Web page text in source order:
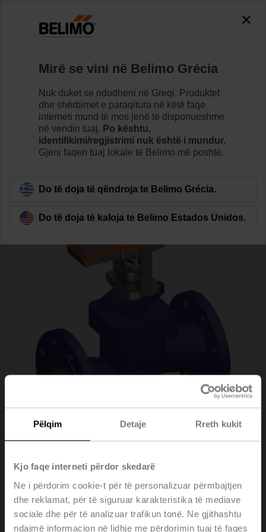
Pëlqim Detaje Rreth kukit
Kjo faqe interneti përdor skedarë
Ne i përdorim cookie-t për të personalizuar përmbajtjen
dhe reklamat, për të siguruar karakteristika të mediave
sociale dhe për të analizuar trafikun tonë. Ne gjithashtu
ndajmë informacion në lidhje me përdorimin tuaj të faqes
H6065X58-SP2/SV24A-TPC
Learn more
Back to product category
H6065X58-
SP2/SV24A-TPC
Mirë se vini në Belimo Grécia
Nuk duket se ndodheni në Greqi. Produktet
dhe shërbimet e paraqitura në këtë faqe
interneti mund të mos jenë të disponueshme
në vendin tuaj. Po kështu,
identifikimi/regjistrimi nuk është i mundur.
Gjeni faqen tuaj lokale të Belimo më poshtë.
Do të doja të qëndroja te Belimo Grécia.
Do të doja të kaloja te Belimo Estados Unidos.